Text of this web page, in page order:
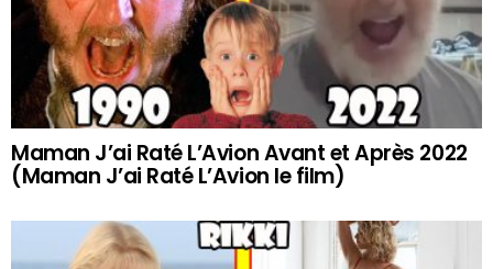
Maman J’ai Raté L’Avion Avant et Après 2022
(Maman J’ai Raté L’Avion le film)